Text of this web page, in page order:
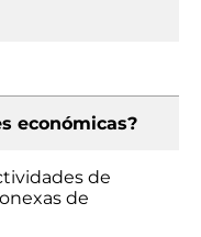
económicas?
de
de